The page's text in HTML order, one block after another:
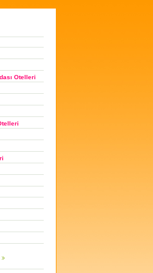
Otelleri